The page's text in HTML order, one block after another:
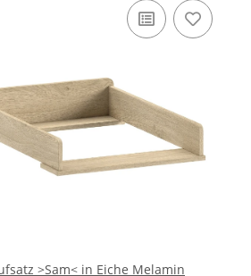
>Sam< in Eiche Melamin